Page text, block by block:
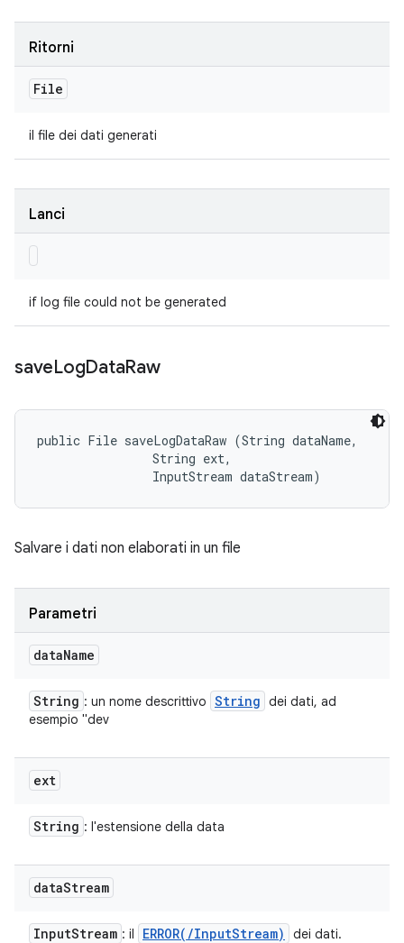
Ritorni
File
il file dei dati generati
Lanci
if log file could not be generated
saveLogDataRaw
public File saveLogDataRaw (String dataName,
                String ext,
                InputStream dataStream)
Salvare i dati non elaborati in un file
Parametri
dataName
String : un nome descrittivo String dei dati, ad
esempio "dev
ext
String : l'estensione della data
dataStream
InputStream : il ERROR( /InputStream) dei dati.